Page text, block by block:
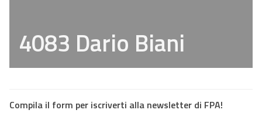
4083 Dario Biani
Compila il form per iscriverti alla newsletter di FPA!